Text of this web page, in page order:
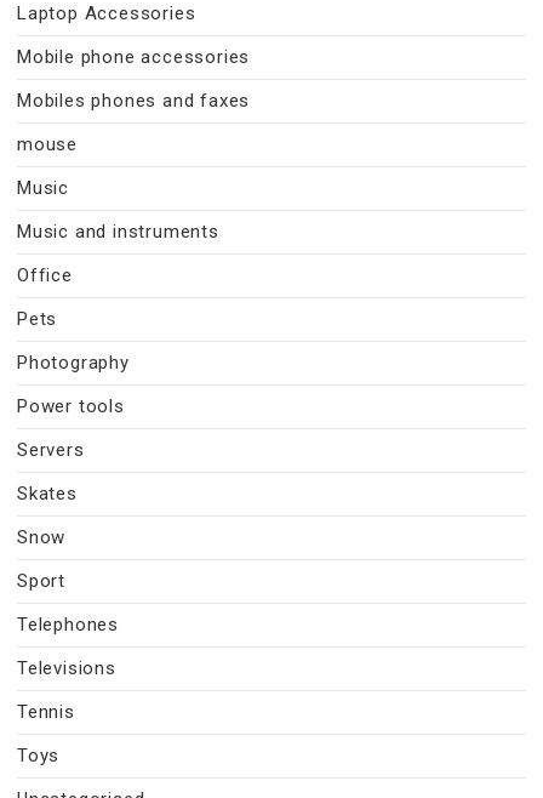
Laptop Accessories
Mobile phone accessories
Mobiles phones and faxes
mouse
Music
Music and instruments
Office
Pets
Photography
Power tools
Servers
Skates
Snow
Sport
Telephones
Televisions
Tennis
Toys